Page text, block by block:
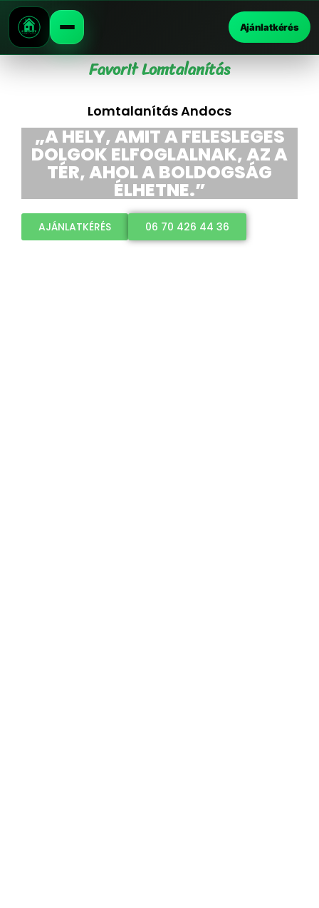
Ajánlatkérés
Favorit Lomtalanítás
Lomtalanítás Andocs
„A HELY, AMIT A FELESLEGES
DOLGOK ELFOGLALNAK, AZ A
TÉR, AHOL A BOLDOGSÁG
ÉLHETNE.”
AJÁNLATKÉRÉS 06 70 426 44 36